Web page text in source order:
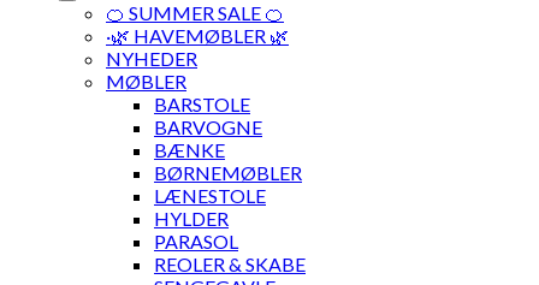
🍊 SUMMER SALE 🍊
·🌿 HAVEMØBLER 🌿
NYHEDER
MØBLER
BARSTOLE
BARVOGNE
BÆNKE
BØRNEMØBLER
LÆNESTOLE
HYLDER
PARASOL
REOLER & SKABE